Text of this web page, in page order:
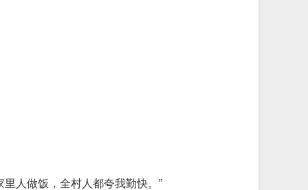
人做饭，全村人都夸我勤快。”